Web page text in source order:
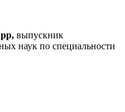
выпускник
наук по специальности